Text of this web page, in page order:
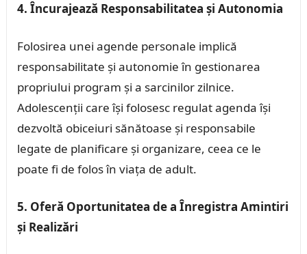
4. Încurajează Responsabilitatea și Autonomia
Folosirea unei agende personale implică
responsabilitate și autonomie în gestionarea
propriului program și a sarcinilor zilnice.
Adolescenții care își folosesc regulat agenda își
dezvoltă obiceiuri sănătoase și responsabile
legate de planificare și organizare, ceea ce le
poate fi de folos în viața de adult.
5. Oferă Oportunitatea de a Înregistra Amintiri
și Realizări